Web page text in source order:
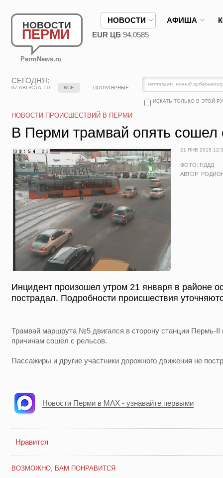
НОВОСТИ
ПЕРМИ
PermNews.ru
НОВОСТИ АФИША
EUR ЦБ 94.0585
СЕГОДНЯ:
07 АВГУСТА, ПТ
ИСКАТЬ ТОЛЬКО В ЭТОЙ
ВСЕ ПОПУЛЯРНЫЕ
НОВОСТИ ПРОИСШЕСТВИЙ В ПЕРМИ
В Перми трамвай опять сошел
21 ЯНВ 2015
ФОТО: ПДДД
АВТОР:
Инцидент произошел утром 21 января в районе
пострадал. Подробности происшествия
Трамвай маршрута №5 двигался в сторону станции Пермь-II
причинам сошел с рельсов.
Пассажиры и другие участники дорожного движения не
Новости Перми в MAX - узнавайте первыми
Нравится
ВОЗМОЖНО, ВАМ ПОНРАВИТСЯ